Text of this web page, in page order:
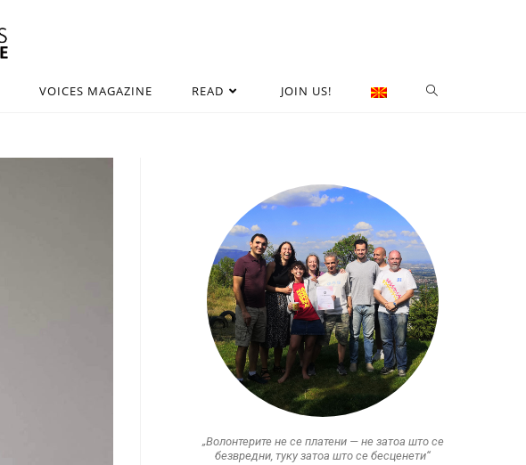
VOICES MAGAZINE READ JOIN US!
„Волонтерите не се платени — не затоа што се
безвредни, туку затоа што се бесценети“